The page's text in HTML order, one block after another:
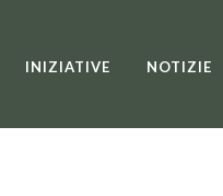
INIZIATIVE NOTIZIE